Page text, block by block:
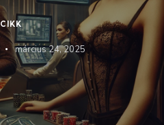
CIKK
március 24, 2025